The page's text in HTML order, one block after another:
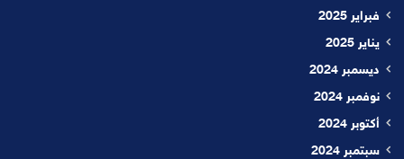
فبراير 2025
يناير 2025
ديسمبر 2024
نوفمبر 2024
أكتوبر 2024
سبتمبر 2024